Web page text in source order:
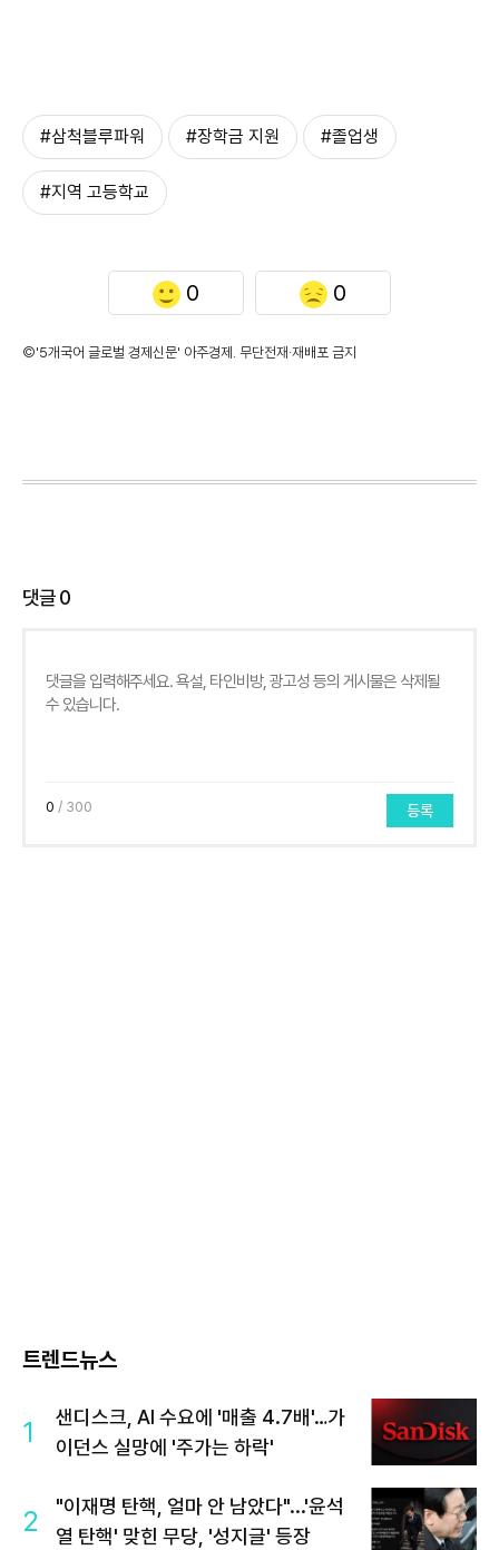
#삼척블루파워 #장학금 지원 #졸업생
#지역 고등학교
0 0
©'5개국어 글로벌 경제신문' 아주경제. 무단전재·재배포 금지
댓글0
0 / 300 등록
트렌드뉴스
1
샌디스크, AI 수요에 '매출 4.7배'…가
이던스 실망에 '주가는 하락'
2
"이재명 탄핵, 얼마 안 남았다"...'윤석
열 탄핵' 맞힌 무당, '성지글' 등장